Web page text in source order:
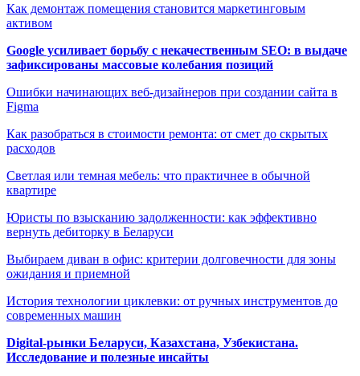
Как демонтаж помещения становится маркетинговым
активом
Google усиливает борьбу с некачественным SEO: в выдаче
зафиксированы массовые колебания позиций
Ошибки начинающих веб-дизайнеров при создании сайта в
Figma
Как разобраться в стоимости ремонта: от смет до скрытых
расходов
Светлая или темная мебель: что практичнее в обычной
квартире
Юристы по взысканию задолженности: как эффективно
вернуть дебиторку в Беларуси
Выбираем диван в офис: критерии долговечности для зоны
ожидания и приемной
История технологии циклевки: от ручных инструментов до
современных машин
Digital-рынки Беларуси, Казахстана, Узбекистана.
Исследование и полезные инсайты